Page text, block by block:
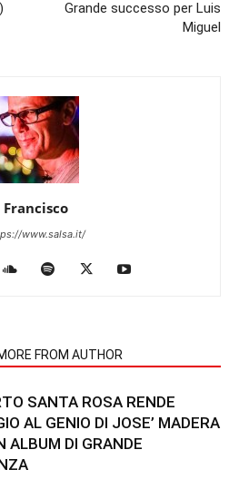
Grande successo per Luis
Miguel
Francisco
www.salsa.it/
FROM AUTHOR
SANTA ROSA RENDE
AL GENIO DI JOSE’ MADERA
ALBUM DI GRANDE